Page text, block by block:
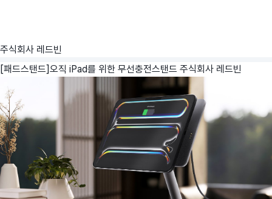
주식회사 레드빈
[패드스탠드]오직 iPad를 위한 무선충전스탠드 주식회사 레드빈